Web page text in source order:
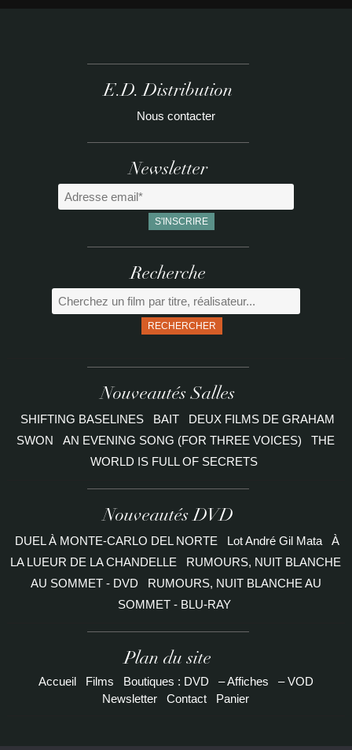
E.D. Distribution
Nous contacter
Newsletter
Recherche
RECHERCHER
Nouveautés Salles
SHIFTING BASELINES BAIT
DEUX FILMS DE GRAHAM
SWON
AN EVENING SONG (FOR THREE VOICES)
THE
WORLD IS FULL OF SECRETS
Nouveautés DVD
DUEL À MONTE-CARLO DEL NORTE Lot André Gil Mata
À
LA LUEUR DE LA CHANDELLE
RUMOURS, NUIT BLANCHE
AU SOMMET - DVD
RUMOURS, NUIT BLANCHE AU
SOMMET - BLU-RAY
Plan du site
Accueil Films Boutiques : DVD – Affiches
– VOD
Newsletter
Contact Panier